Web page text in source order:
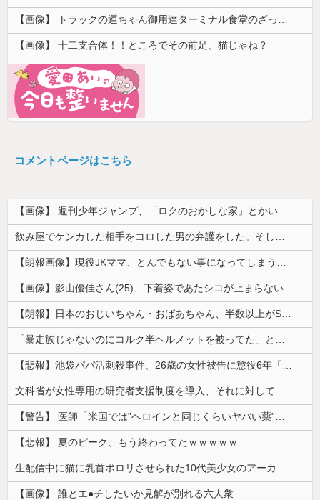
【画像】 十二支合体！！ところでその前足、猫じゃね？
コメントページはこちら
【画像】影山優佳さん(25)、下着姿であたシコが止まらない
【悲報】 夏のピーク、もう終わってたｗｗｗｗｗ
【画像】 誰とエ●チしたいか見解が別れる六人衆